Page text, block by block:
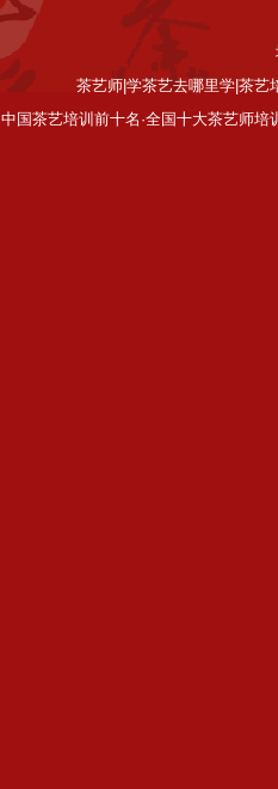
茶艺师|学茶艺去哪里学|茶艺
中国茶艺培训前十名·全国十大茶艺师培